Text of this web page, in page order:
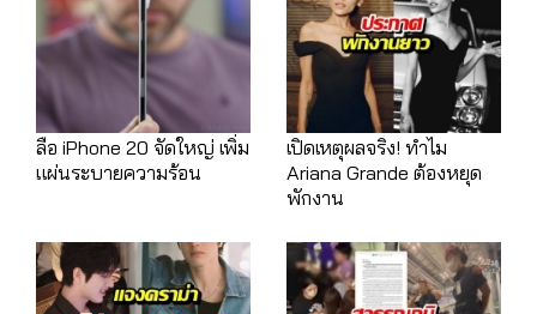
ลือ iPhone 20 จัดใหญ่ เพิ่ม
แผ่นระบายความร้อน
เปิดเหตุผลจริง! ทำไม
Ariana Grande ต้องหยุด
พักงาน